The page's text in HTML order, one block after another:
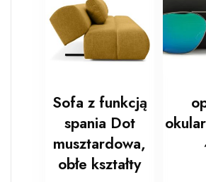
Sofa z funkcją
spania Dot
musztardowa,
obłe kształty